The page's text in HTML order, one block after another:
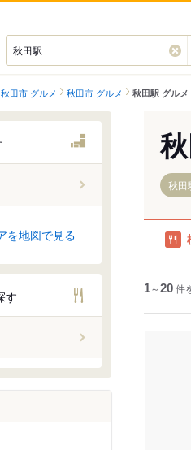
べログ
秋田市 グルメ 秋田市 グルメ 秋田駅 グルメ
を地図で見る
す
秋田
1～20件